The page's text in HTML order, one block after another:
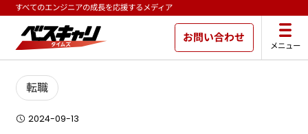
すべてのエンジニアの成長を応援するメディア
お問い合わせ
メニュー
転職
2024-09-13